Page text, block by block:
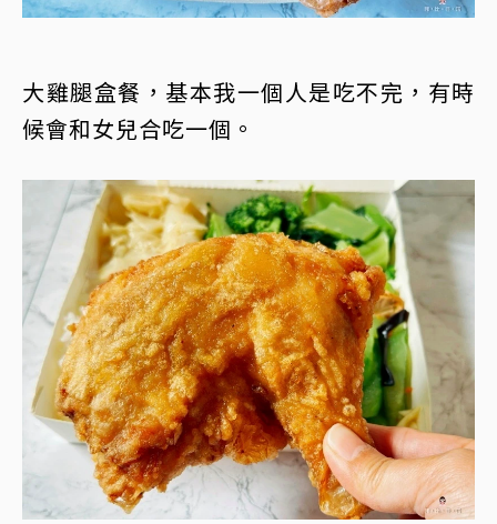
大雞腿盒餐，基本我一個人是吃不完，有時
候會和女兒合吃一個。